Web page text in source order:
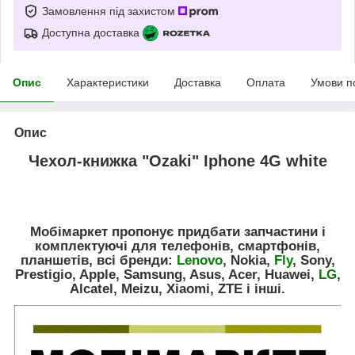
Замовлення під захистом
Доступна доставка
Опис Характеристики Доставка Оплата Умови
Опис
Чехол-книжка "Ozaki" Iphone 4G white
Мобімаркет пропонує придбати запчастини і
комплектуючі для телефонів, смартфонів,
планшетів, всі бренди: Lenovo, Nokia, Fly, Sony,
Prestigio, Apple, Samsung, Asus, Acer, Huawei, LG,
Alcatel, Meizu, Xiaomi, ZTE і інші.